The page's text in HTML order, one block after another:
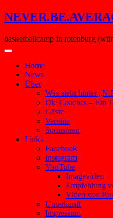
Skip
to
basketballcamp in rotenburg
Home
News
Über
Was steht hinter
Die Coaches – Ein
Gäste
Vereine
Sponsoren
Links
Facebook
Instagram
YouTube
Imagevideo
Empfehlung
Video von
Unterkunft
Impressum